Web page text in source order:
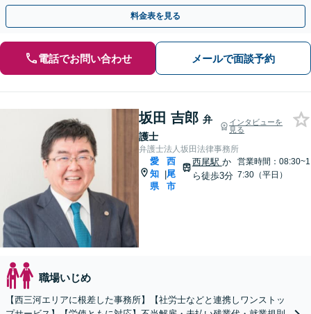
もお任せを。LINEからの予約も可能です。
料金表を見る
電話でお問い合わせ メールで面談予約
坂田 吉郎 弁
護士
インタビューを
見る
弁護士法人坂田法律事務所
愛
知
県
|
西
尾
市
西尾駅 か
ら徒歩3分
営業時間：08:30~1
7:30（平日）
職場いじめ
【西三河エリアに根差した事務所】【社労士などと連携しワンストッ